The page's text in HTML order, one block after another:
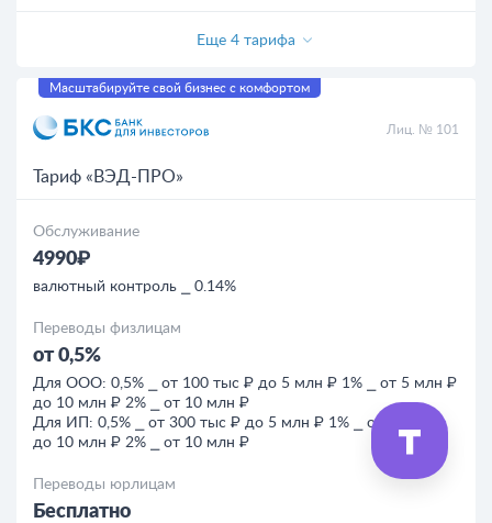
Еще 4 тарифа
Масштабируйте свой бизнес с комфортом
Лиц. № 101
Тариф «ВЭД-ПРО»
Обслуживание
4990₽
валютный контроль ⎯ 0.14%
Переводы физлицам
от 0,5%
Для ООО: 0,5% ⎯ от 100 тыс ₽ до 5 млн ₽ 1% ⎯ от 5 млн ₽
до 10 млн ₽ 2% ⎯ от 10 млн ₽
Для ИП: 0,5% ⎯ от 300 тыс ₽ до 5 млн ₽ 1% ⎯ от 5 млн ₽
до 10 млн ₽ 2% ⎯ от 10 млн ₽
Переводы юрлицам
Бесплатно